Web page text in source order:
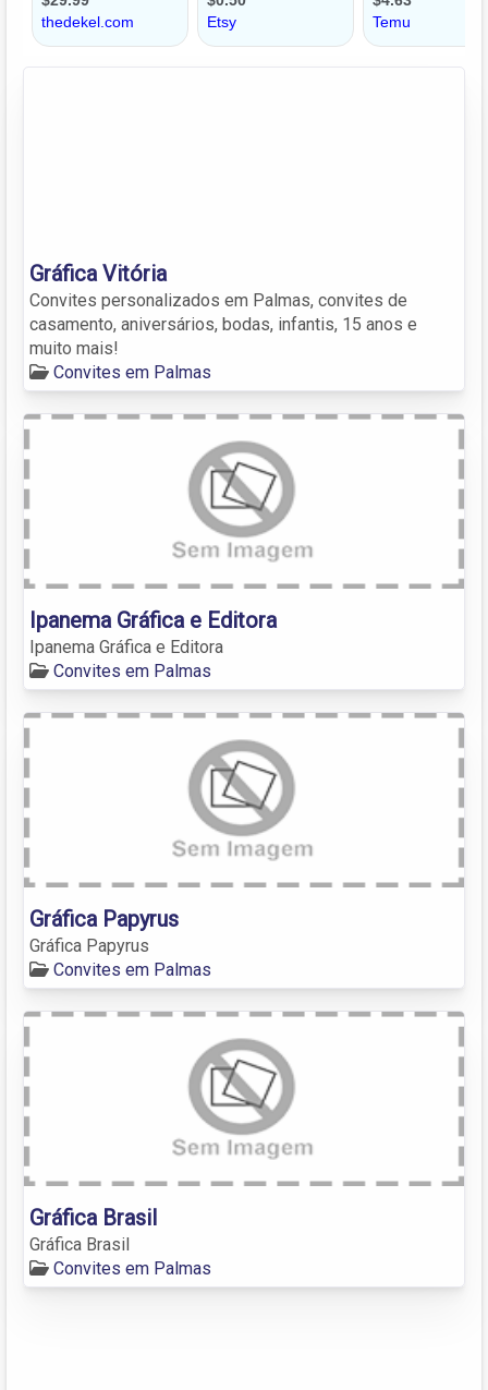
Gráfica Vitória
Convites personalizados em Palmas, convites de
casamento, aniversários, bodas, infantis, 15 anos e
muito mais!
Convites em Palmas
Ipanema Gráfica e Editora
Ipanema Gráfica e Editora
Convites em Palmas
Gráfica Papyrus
Gráfica Papyrus
Convites em Palmas
Gráfica Brasil
Gráfica Brasil
Convites em Palmas